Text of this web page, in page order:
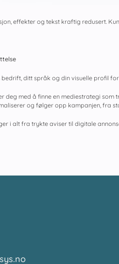
effekter og tekst kraftig redusert.
ditt språk og din visuelle profil
deg med å finne en mediestrategi som
og følger opp kampanjen, fra
i alt fra trykte aviser til digitale